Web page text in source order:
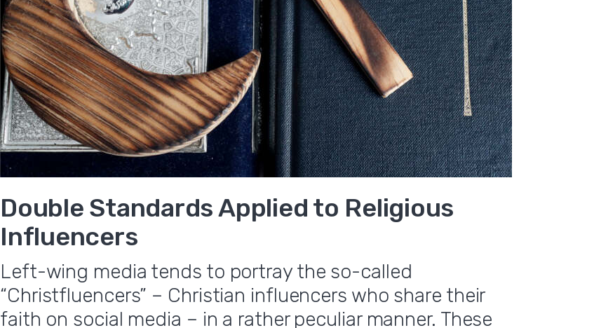
Double Standards Applied to Religious
Influencers
Left-wing media tends to portray the so-called
“Christfluencers” – Christian influencers who share their
faith on social media – in a rather peculiar manner. These